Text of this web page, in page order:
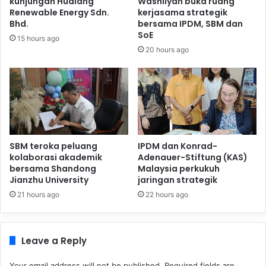
Renewable Energy Sdn.
Bhd.
15 hours ago
kerjasama strategik
bersama IPDM, SBM dan
SoE
20 hours ago
SBM teroka peluang
kolaborasi akademik
bersama Shandong
Jianzhu University
21 hours ago
IPDM dan Konrad-
Adenauer-Stiftung (KAS)
Malaysia perkukuh
jaringan strategik
22 hours ago
Leave a Reply